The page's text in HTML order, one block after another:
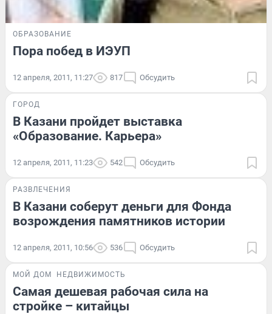
ОБРАЗОВАНИЕ
Пора побед в ИЭУП
12 апреля, 2011, 11:27 817 Обсудить
ГОРОД
В Казани пройдет выставка
«Образование. Карьера»
12 апреля, 2011, 11:23 542 Обсудить
РАЗВЛЕЧЕНИЯ
В Казани соберут деньги для Фонда
возрождения памятников истории
12 апреля, 2011, 10:56 536 Обсудить
МОЙ ДОМ НЕДВИЖИМОСТЬ
Самая дешевая рабочая сила на
стройке – китайцы